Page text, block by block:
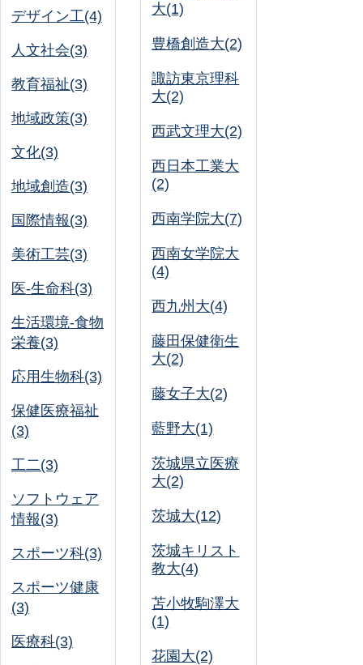
デザイン工(4)
人文社会(3)
教育福祉(3)
地域政策(3)
文化(3)
地域創造(3)
国際情報(3)
美術工芸(3)
医-生命科(3)
生活環境-食物
栄養(3)
応用生物科(3)
保健医療福祉
(3)
工二(3)
ソフトウェア
情報(3)
スポーツ科(3)
スポーツ健康
(3)
医療科(3)
大(1)
豊橋創造大(2)
諏訪東京理科
大(2)
西武文理大(2)
西日本工業大
(2)
西南学院大(7)
西南女学院大
(4)
西九州大(4)
藤田保健衛生
大(2)
藤女子大(2)
藍野大(1)
茨城県立医療
大(2)
茨城大(12)
茨城キリスト
教大(4)
苫小牧駒澤大
(1)
花園大(2)